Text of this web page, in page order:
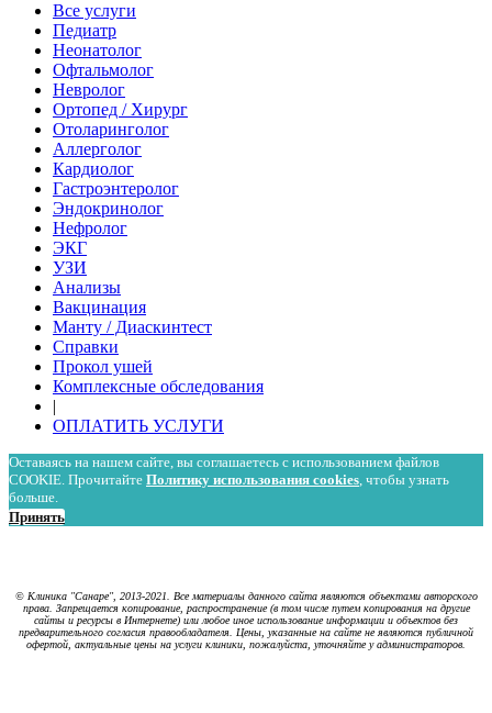
Все услуги
Педиатр
Неонатолог
Офтальмолог
Невролог
Ортопед / Хирург
Отоларинголог
Аллерголог
Кардиолог
Гастроэнтеролог
Эндокринолог
Нефролог
ЭКГ
УЗИ
Анализы
Вакцинация
Манту / Диаскинтест
Справки
Прокол ушей
Комплексные обследования
|
ОПЛАТИТЬ УСЛУГИ
Оставаясь на нашем сайте, вы соглашаетесь с использованием файлов
COOKIE. Прочитайте Политику использования cookies, чтобы узнать
больше.
Принять
© Клиника "Санаре", 2013-2021. Все материалы данного сайта являются объектами авторского
права. Запрещается копирование, распространение (в том числе путем копирования на другие
сайты и ресурсы в Интернете) или любое иное использование информации и объектов без
предварительного согласия правообладателя. Цены, указанные на сайте не являются публичной
офертой, актуальные цены на услуги клиники, пожалуйста, уточняйте у администраторов.